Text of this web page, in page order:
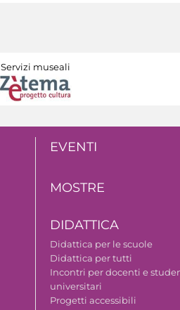
Servizi museali
EVENTI
MOSTRE
DIDATTICA
Didattica per le scuole
Didattica per tutti
Incontri per docenti e
universitari
Progetti accessibili